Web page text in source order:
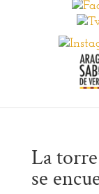
La
se